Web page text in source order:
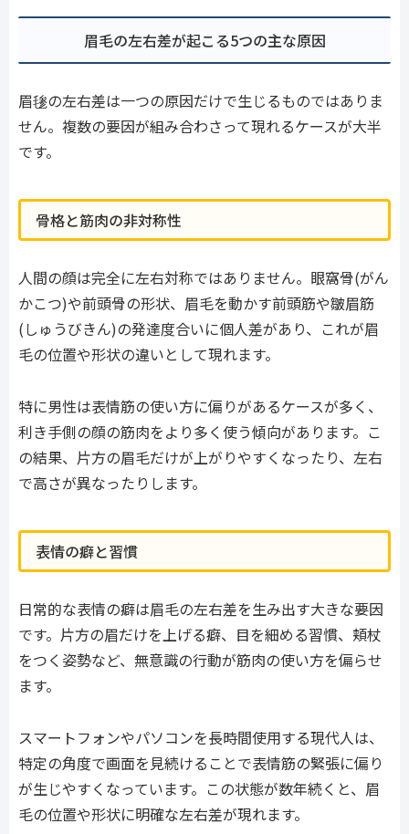
眉毛の左右差が起こる5つの主な原因
眉毶の左右差は一つの原因だけで生じるものではありま
せん。複数の要因が組み合わさって現れるケースが大半
です。
骨格と筋肉の非対称性
人間の顔は完全に左右対称ではありません。眼窩骨(がん
かこつ)や前頭骨の形状、眉毛を動かす前頭筋や皺眉筋
(しゅうびきん)の発達度合いに個人差があり、これが眉
毛の位置や形状の違いとして現れます。
特に男性は表情筋の使い方に偏りがあるケースが多く、
利き手側の顔の筋肉をより多く使う傾向があります。こ
の結果、片方の眉毛だけが上がりやすくなったり、左右
で高さが異なったりします。
表情の癖と習慣
日常的な表情の癖は眉毛の左右差を生み出す大きな要因
です。片方の眉だけを上げる癖、目を細める習慣、頬杖
をつく姿勢など、無意識の行動が筋肉の使い方を偏らせ
ます。
スマートフォンやパソコンを長時間使用する現代人は、
特定の角度で画面を見続けることで表情筋の緊張に偏り
が生じやすくなっています。この状態が数年続くと、眉
毛の位置や形状に明確な左右差が現れます。